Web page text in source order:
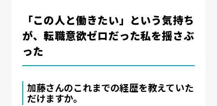
「この人と働きたい」という気持ち
が、転職意欲ゼロだった私を揺さぶ
った
加藤さんのこれまでの経歴を教えていた
だけますか。